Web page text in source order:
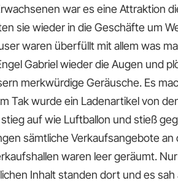
war es eine Attraktion
sie wieder in die Geschäfte um
waren überfüllt mit allem was
Gabriel wieder die Augen und
merkwürdige Geräusche. Es
Tak wurde ein Ladenartikel von
auf wie Luftballon und stieß
sämtliche Verkaufsangebote an
waren leer geräumt.
Inhalt standen dort und es